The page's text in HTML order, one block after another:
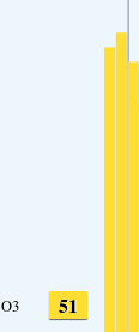
O3 51